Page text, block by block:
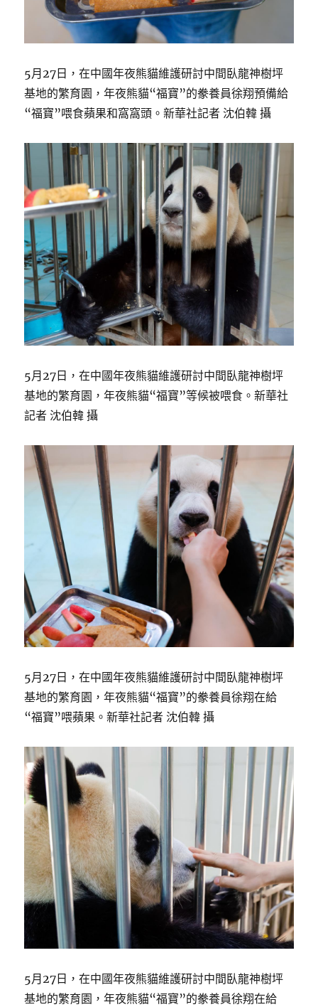
5月27日，在中國年夜熊貓維護研討中間臥龍神樹坪
基地的繁育園，年夜熊貓“福寶”的豢養員徐翔預備給
“福寶”喂食蘋果和窩窩頭。新華社記者 沈伯韓 攝
5月27日，在中國年夜熊貓維護研討中間臥龍神樹坪
基地的繁育園，年夜熊貓“福寶”等候被喂食。新華社
記者 沈伯韓 攝
5月27日，在中國年夜熊貓維護研討中間臥龍神樹坪
基地的繁育園，年夜熊貓“福寶”的豢養員徐翔在給
“福寶”喂蘋果。新華社記者 沈伯韓 攝
5月27日，在中國年夜熊貓維護研討中間臥龍神樹坪
基地的繁育園，年夜熊貓“福寶”的豢養員徐翔在給